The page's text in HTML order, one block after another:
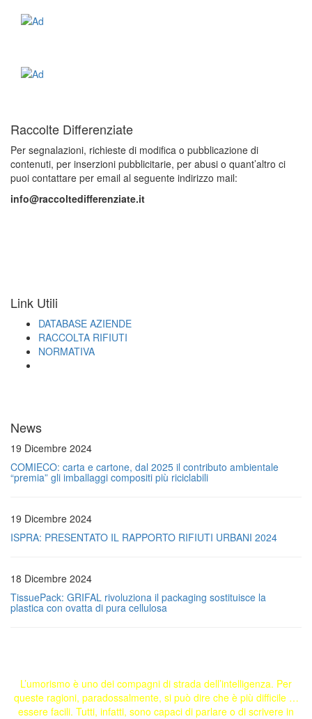
Raccolte Differenziate
Per segnalazioni, richieste di modifica o pubblicazione di
contenuti, per inserzioni pubblicitarie, per abusi o quant’altro ci
puoi contattare per email al seguente indirizzo mail:
info@raccoltedifferenziate.it
Link Utili
DATABASE AZIENDE
RACCOLTA RIFIUTI
NORMATIVA
News
19 Dicembre 2024
COMIECO: carta e cartone, dal 2025 il contributo ambientale
“premia” gli imballaggi compositi più riciclabili
19 Dicembre 2024
ISPRA: PRESENTATO IL RAPPORTO RIFIUTI URBANI 2024
18 Dicembre 2024
TissuePack: GRIFAL rivoluziona il packaging sostituisce la
plastica con ovatta di pura cellulosa
L’umorismo è uno dei compagni di strada dell’intelligenza. Per
queste ragioni, paradossalmente, si può dire che è più difficile …
essere facili. Tutti, infatti, sono capaci di parlare o di scrivere in